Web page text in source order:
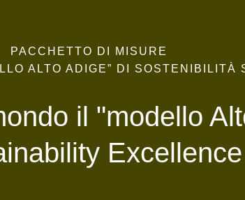
PACCHETTO DI MISURE
ALTO ADIGE” DI SOSTENIBILITÀ
il "modello
Excellence